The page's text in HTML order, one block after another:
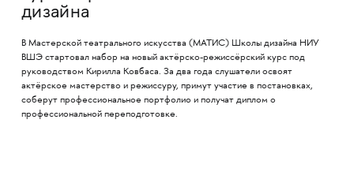
дизайна
В Мастерской театрального искусства (МАТИС) Школы дизайна НИУ
ВШЭ стартовал набор на новый актёрско-режиссёрский курс под
руководством Кирилла Ковбаса. За два года слушатели освоят
актёрское мастерство и режиссуру, примут участие в постановках,
соберут профессиональное портфолио и получат диплом о
профессиональной переподготовке.